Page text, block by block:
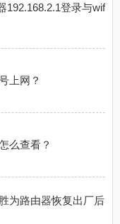
192.168.2.1登录与wif
上网？
么查看？
为路由器恢复出厂后